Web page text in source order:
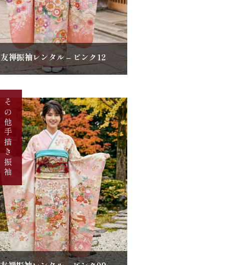
友禅振袖レンタル – ピンク12
その他手描き振袖